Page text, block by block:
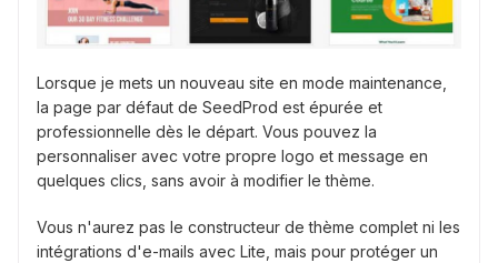
Lorsque je mets un nouveau site en mode maintenance,
la page par défaut de SeedProd est épurée et
professionnelle dès le départ. Vous pouvez la
personnaliser avec votre propre logo et message en
quelques clics, sans avoir à modifier le thème.
Vous n'aurez pas le constructeur de thème complet ni les
intégrations d'e-mails avec Lite, mais pour protéger un